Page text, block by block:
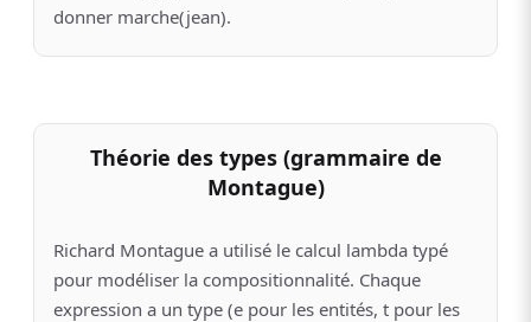
donner marche(jean).
Théorie des types (grammaire de
Montague)
Richard Montague a utilisé le calcul lambda typé
pour modéliser la compositionnalité. Chaque
expression a un type (e pour les entités, t pour les